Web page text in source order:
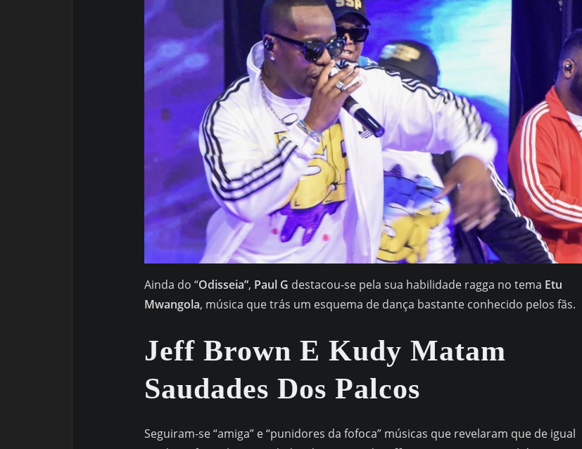
Ainda do “Odisseia”, Paul G destacou-se pela sua habilidade ragga no tema Etu
Mwangola, música que trás um esquema de dança bastante conhecido pelos fãs.
Jeff Brown E Kudy Matam
Saudades Dos Palcos
Seguiram-se “amiga” e “punidores da fofoca” músicas que revelaram que de igual